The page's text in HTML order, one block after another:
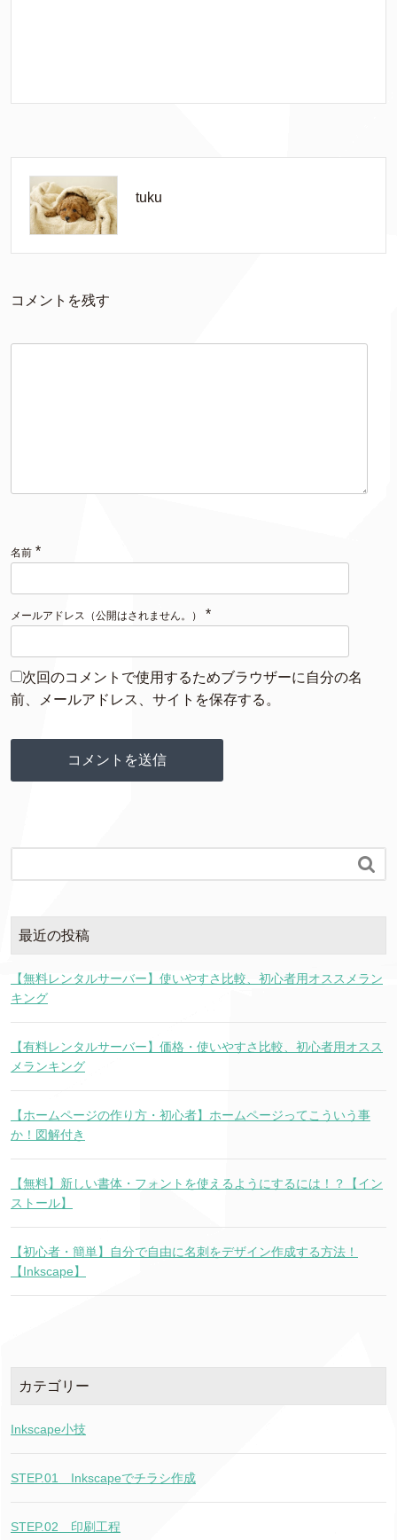
tuku
コメントを残す
名前 *
メールアドレス（公開はされません。） *
次回のコメントで使用するためブラウザーに自分の名
前、メールアドレス、サイトを保存する。

最近の投稿
【無料レンタルサーバー】使いやすさ比較、初心者用オススメラン
キング
【有料レンタルサーバー】価格・使いやすさ比較、初心者用オスス
メランキング
【ホームページの作り方・初心者】ホームページってこういう事
か！図解付き
【無料】新しい書体・フォントを使えるようにするには！？【イン
ストール】
【初心者・簡単】自分で自由に名刺をデザイン作成する方法！
【Inkscape】
カテゴリー
Inkscape小技
STEP.01＿Inkscapeでチラシ作成
STEP.02＿印刷工程